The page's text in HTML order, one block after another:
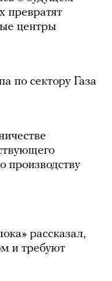
превратят
центры
по сектору Газа
производству
рассказал,
и требуют